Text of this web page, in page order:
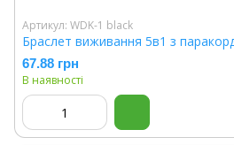
Артикул: WDK-1 black
Браслет виживання 5в1 з
67.88 грн
В наявності